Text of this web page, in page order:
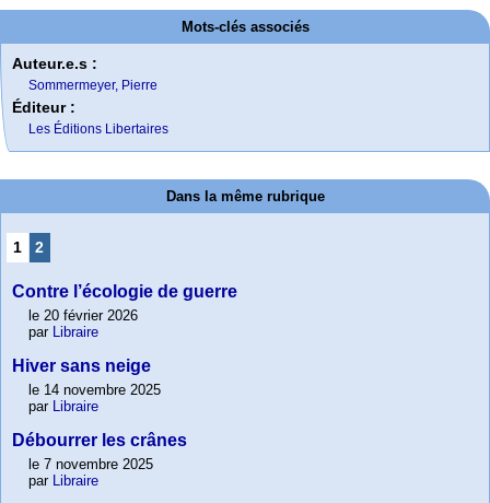
Mots-clés associés
Auteur.e.s :
Sommermeyer, Pierre
Éditeur :
Les Éditions Libertaires
Dans la même rubrique
1 2
Contre l’écologie de guerre
le 20 février 2026
par Libraire
Hiver sans neige
le 14 novembre 2025
par Libraire
Débourrer les crânes
le 7 novembre 2025
par Libraire